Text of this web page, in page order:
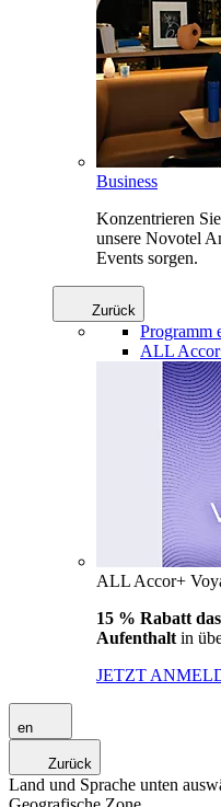
Business
Konzentrieren
unsere Novotel
Events sorgen.
Zurück
Programm
ALL
ALL Accor+
15 % Rabatt
Aufenthalt in
JETZT
en
Zurück
Land und Sprache unten